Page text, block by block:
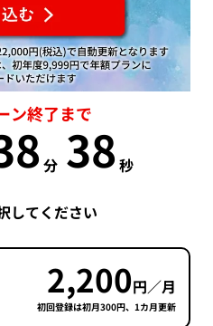
ン終了まで
分 37 秒
してください
2,200円／月
初回登録は初月300円、1カ月更新